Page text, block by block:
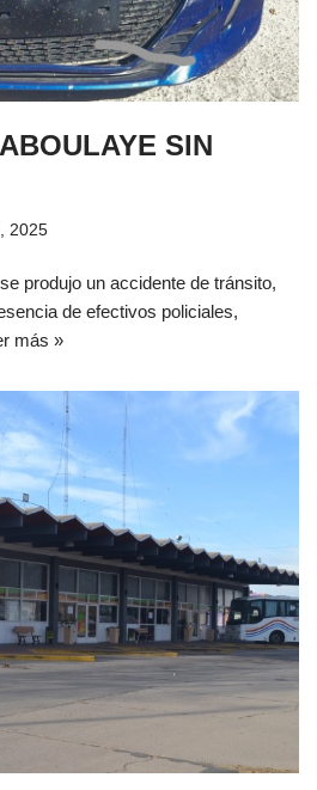
SIN
2025
produjo un accidente de tránsito,
de efectivos policiales,
más »